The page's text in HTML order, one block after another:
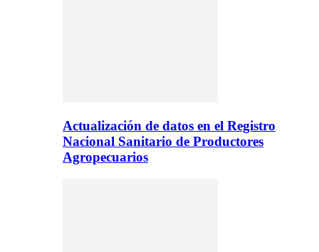
Actualización de datos en el Registro
Nacional Sanitario de Productores
Agropecuarios